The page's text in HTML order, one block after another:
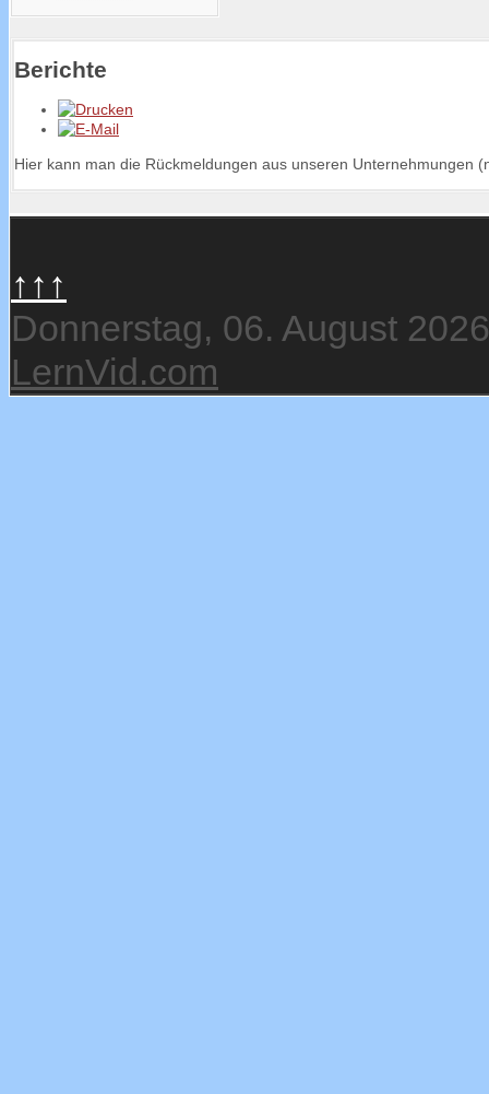
Berichte
Hier kann man die Rückmeldungen aus unseren Unternehmungen
↑↑↑
Donnerstag, 06. August 2026
LernVid.com